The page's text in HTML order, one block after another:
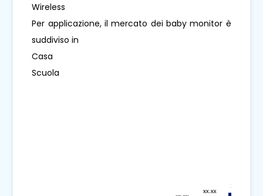
Wireless
Per applicazione, il mercato dei baby monitor è
suddiviso in
Casa
Scuola